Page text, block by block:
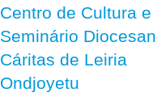
Centro de Cultura
Seminário
Cáritas de Leiria
Ondjoyetu